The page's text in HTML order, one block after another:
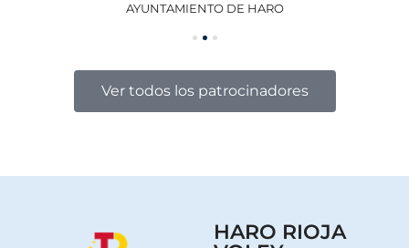
AYUNTAMIENTO DE HARO
Ver todos los patrocinadores
HARO RIOJA